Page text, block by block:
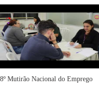
8º Mutirão Nacional do Emprego